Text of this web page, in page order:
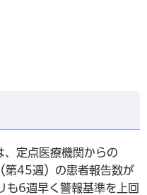
、定点医療機関からの
45週）の患者報告数が
も6週早く警報基準を上回